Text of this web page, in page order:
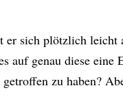
sich plötzlich leicht
auf genau diese
zu haben?